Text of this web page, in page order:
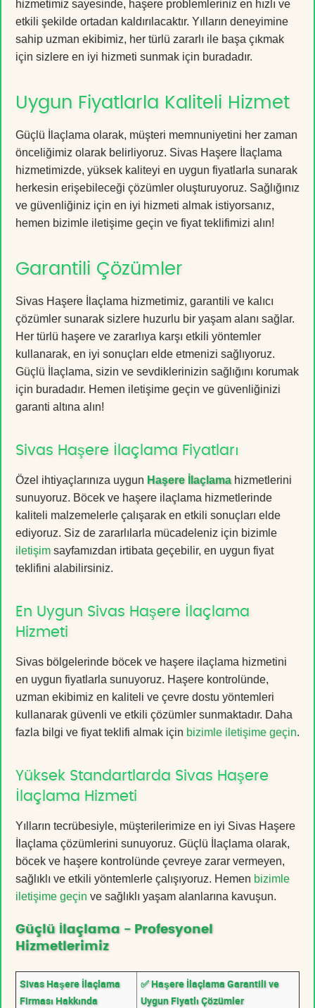
hizmetimiz sayesinde, haşere problemleriniz en hızlı ve
etkili şekilde ortadan kaldırılacaktır. Yılların deneyimine
sahip uzman ekibimiz, her türlü zararlı ile başa çıkmak
için sizlere en iyi hizmeti sunmak için buradadır.
Uygun Fiyatlarla Kaliteli Hizmet
Güçlü İlaçlama olarak, müşteri memnuniyetini her zaman
önceliğimiz olarak belirliyoruz. Sivas Haşere İlaçlama
hizmetimizde, yüksek kaliteyi en uygun fiyatlarla sunarak
herkesin erişebileceği çözümler oluşturuyoruz. Sağlığınız
ve güvenliğiniz için en iyi hizmeti almak istiyorsanız,
hemen bizimle iletişime geçin ve fiyat teklifimizi alın!
Garantili Çözümler
Sivas Haşere İlaçlama hizmetimiz, garantili ve kalıcı
çözümler sunarak sizlere huzurlu bir yaşam alanı sağlar.
Her türlü haşere ve zararlıya karşı etkili yöntemler
kullanarak, en iyi sonuçları elde etmenizi sağlıyoruz.
Güçlü İlaçlama, sizin ve sevdiklerinizin sağlığını korumak
için buradadır. Hemen iletişime geçin ve güvenliğinizi
garanti altına alın!
Sivas Haşere İlaçlama Fiyatları
Özel ihtiyaçlarınıza uygun Haşere İlaçlamahizmetlerini
sunuyoruz. Böcek ve haşere ilaçlama hizmetlerinde
kaliteli malzemelerle çalışarak en etkili sonuçları elde
ediyoruz. Siz de zararlılarla mücadeleniz için bizimle
iletişim sayfamızdan irtibata geçebilir, en uygun fiyat
teklifini alabilirsiniz.
En Uygun Sivas Haşere İlaçlama
Hizmeti
Sivas bölgelerinde böcek ve haşere ilaçlama hizmetini
en uygun fiyatlarla sunuyoruz. Haşere kontrolünde,
uzman ekibimiz en kaliteli ve çevre dostu yöntemleri
kullanarak güvenli ve etkili çözümler sunmaktadır. Daha
fazla bilgi ve fiyat teklifi almak için bizimle iletişime geçin.
Yüksek Standartlarda Sivas Haşere
İlaçlama Hizmeti
Yılların tecrübesiyle, müşterilerimize en iyi Sivas Haşere
İlaçlama çözümlerini sunuyoruz. Güçlü İlaçlama olarak,
böcek ve haşere kontrolünde çevreye zarar vermeyen,
sağlıklı ve etkili yöntemlerle çalışıyoruz. Hemen bizimle
iletişime geçin ve sağlıklı yaşam alanlarına kavuşun.
Güçlü İlaçlama - Profesyonel
Hizmetlerimiz
Sivas Haşere İlaçlama
Firması Hakkında
✅ Haşere İlaçlama Garantili ve
Uygun Fiyatlı Çözümler